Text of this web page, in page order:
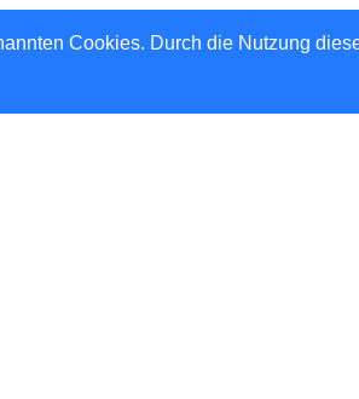
Cookies. Durch die Nutzung